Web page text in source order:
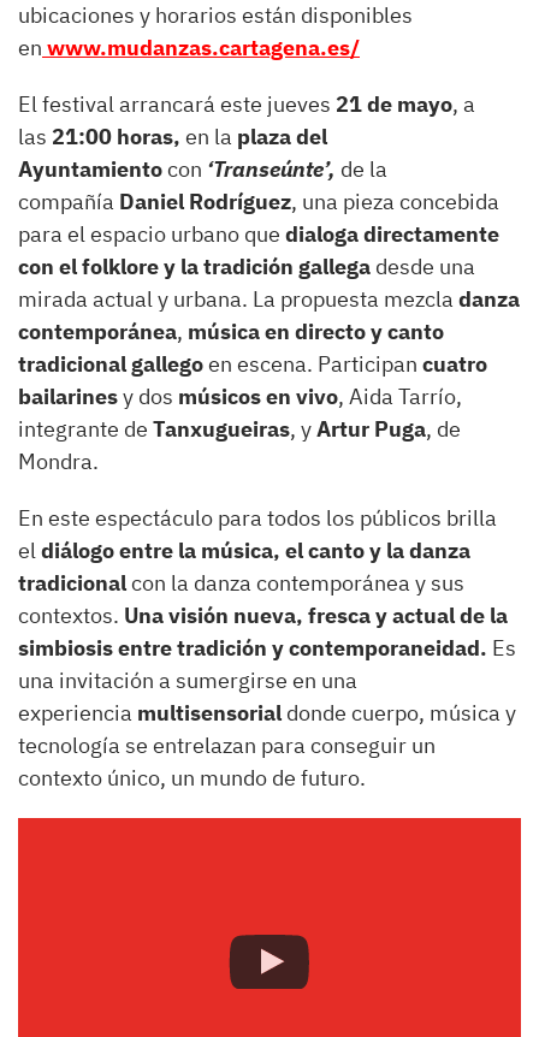
ubicaciones y horarios están disponibles
en www.mudanzas.cartagena.es/
El festival arrancará este jueves 21 de mayo, a
las 21:00 horas, en la plaza del
Ayuntamientocon ‘Transeúnte’, de la
compañía Daniel Rodríguez, una pieza concebida
para el espacio urbano que dialoga directamente
con el folklore y la tradición gallega desde una
mirada actual y urbana. La propuesta mezcla danza
contemporánea, música en directo y canto
tradicional gallegoen escena. Participan cuatro
bailarinesy dos músicos en vivo, Aida Tarrío,
integrante de Tanxugueiras, yArtur Puga, de
Mondra.
En este espectáculo para todos los públicos brilla
eldiálogo entre la música, el canto y la danza
tradicionalcon la danza contemporánea y sus
contextos. Una visión nueva, fresca y actual de la
simbiosis entre tradición y contemporaneidad. Es
una invitación a sumergirse en una
experiencia multisensorial donde cuerpo, música y
tecnología se entrelazan para conseguir un
contexto único, un mundo de futuro.